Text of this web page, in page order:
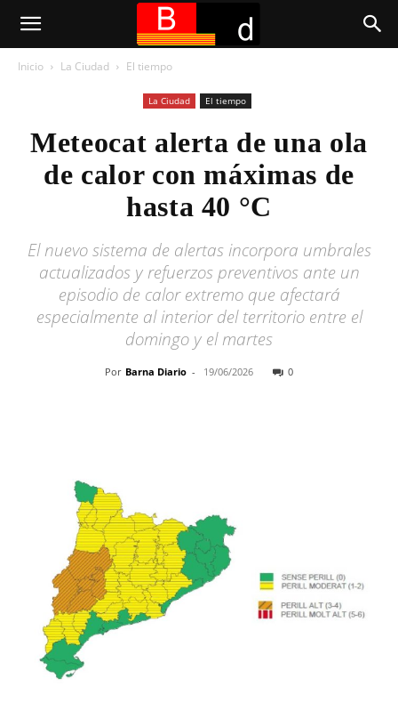
Inicio La Ciudad El tiempo
La Ciudad El tiempo
Meteocat alerta de una ola
de calor con máximas de
hasta 40 °C
El nuevo sistema de alertas incorpora umbrales
actualizados y refuerzos preventivos ante un
episodio de calor extremo que afectará
especialmente al interior del territorio entre el
domingo y el martes
Por Barna Diario - 19/06/2026 0